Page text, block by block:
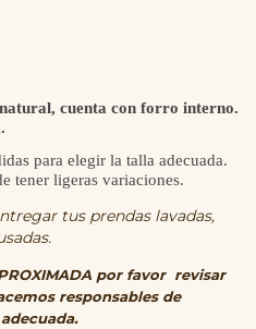
cuenta con forro interno.
para elegir la talla adecuada.
tener ligeras variaciones.
tus prendas lavadas,
por favor revisar
responsables de